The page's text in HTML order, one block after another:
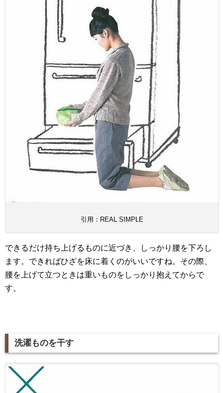
引用：REAL SIMPLE
できるだけ持ち上げるものに近づき、しっかり腰を下ろし
ます。できればひざを床に着くのがいいですね。その際、
腰を上げて立つときは重いものをしっかり抱えてからで
す。
洗濯ものを干す